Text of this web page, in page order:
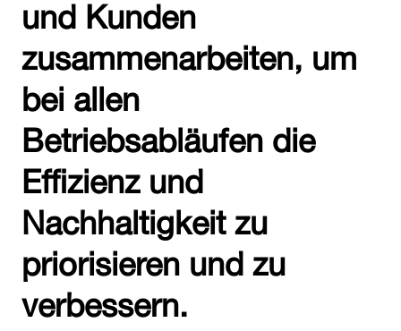
zusammenarbeiten, um
bei allen
Betriebsabläufen die
Effizienz und
Nachhaltigkeit zu
priorisieren und zu
verbessern.